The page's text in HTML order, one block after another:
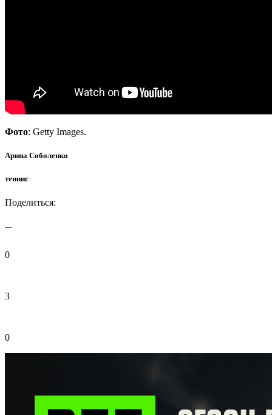
Фото: Getty Images.
Арина Соболенко
теннис
Поделиться:
0
3
0